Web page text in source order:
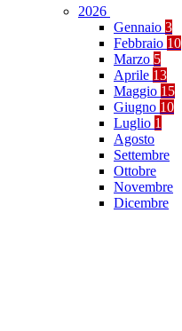
2026
Gennaio 3
Febbraio 10
Marzo 5
Aprile 13
Maggio 15
Giugno 10
Luglio 1
Agosto
Settembre
Ottobre
Novembre
Dicembre